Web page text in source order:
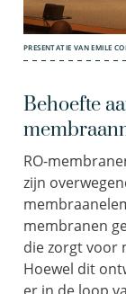
PRESENTATIE VAN EMILE
Behoefte
RO-
zijn
membranen
die zorgt voor
Hoewel dit